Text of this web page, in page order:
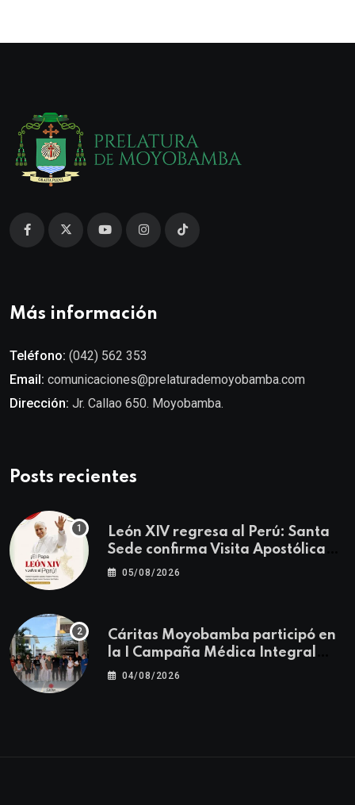
Más información
Teléfono: (042) 562 353
Email: comunicaciones@prelaturademoyobamba.com
Dirección: Jr. Callao 650. Moyobamba.
Posts recientes
León XIV regresa al Perú: Santa
Sede confirma Visita Apostólica
del 11 al 17 de noviembre
05/08/2026
Cáritas Moyobamba participó en
la I Campaña Médica Integral
Gratuita llevando salud y
04/08/2026